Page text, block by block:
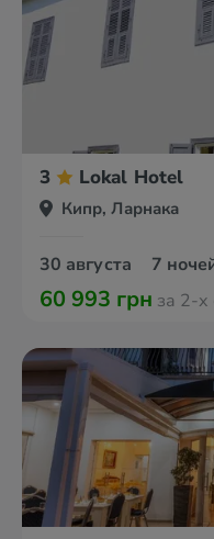
3 Lokal Hotel
Кипр, Ларнака
30 августа 7
60 993 грн за 2-х